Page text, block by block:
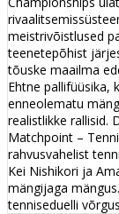
meistrivõistlused
teenetepõhist
tõuske maailma
Ehtne pallifüüsika,
enneolematu
realistlikke rallisid.
Matchpoint –
rahvusvahelist
Kei Nishikori ja
mängijaga
tenniseduelli